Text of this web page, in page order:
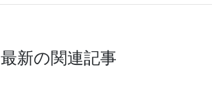
最新の関連記事